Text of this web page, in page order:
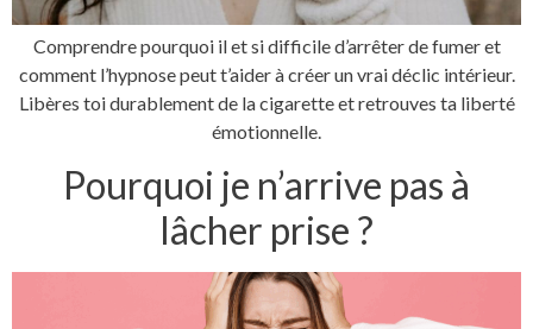
Comprendre pourquoi il et si difficile d’arrêter de fumer et
comment l’hypnose peut t’aider à créer un vrai déclic intérieur.
Libères toi durablement de la cigarette et retrouves ta liberté
émotionnelle.
Pourquoi je n’arrive pas à
lâcher prise ?